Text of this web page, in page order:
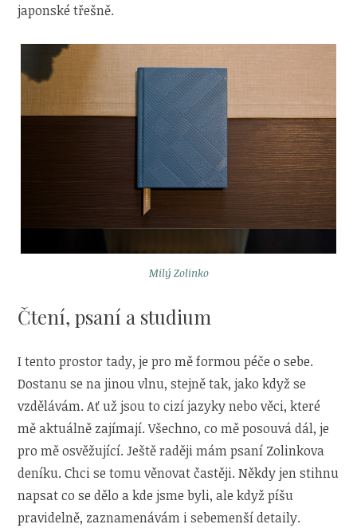
japonské třešně.
Milý Zolinko
Čtení, psaní a studium
I tento prostor tady, je pro mě formou péče o sebe.
Dostanu se na jinou vlnu, stejně tak, jako když se
vzdělávám. Ať už jsou to cizí jazyky nebo věci, které
mě aktuálně zajímají. Všechno, co mě posouvá dál, je
pro mě osvěžující. Ještě raději mám psaní Zolinkova
deníku. Chci se tomu věnovat častěji. Někdy jen stihnu
napsat co se dělo a kde jsme byli, ale když píšu
pravidelně, zaznamenávám i sebemenší detaily.